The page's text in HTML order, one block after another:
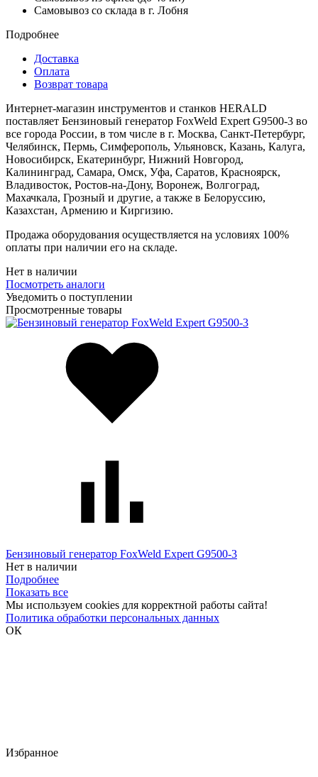
Самовывоз со склада в г. Лобня
Подробнее
Доставка
Оплата
Возврат товара
Интернет-магазин инструментов и станков HERALD
поставляет Бензиновый генератор FoxWeld Expert G9500-3 во
все города России, в том числе в г. Москва, Санкт-Петербург,
Челябинск, Пермь, Симферополь, Ульяновск, Казань, Калуга,
Новосибирск, Екатеринбург, Нижний Новгород,
Калининград, Самара, Омск, Уфа, Саратов, Красноярск,
Владивосток, Ростов-на-Дону, Воронеж, Волгоград,
Махачкала, Грозный и другие, а также в Белоруссию,
Казахстан, Армению и Киргизию.
Продажа оборудования осуществляется на условиях 100%
оплаты при наличии его на складе.
Нет в наличии
Посмотреть аналоги
Уведомить о поступлении
Просмотренные товары
Бензиновый генератор FoxWeld Expert G9500-3
Нет в наличии
Подробнее
Показать все
Мы используем cookies для корректной работы сайта!
Политика обработки персональных данных
ОК
Избранное